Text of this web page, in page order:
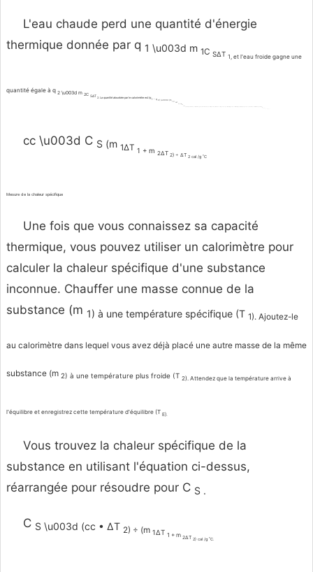
L'eau chaude perd une quantité d'énergie
thermique donnée par q 1 \u003d m 1C S∆T 1, et l'eau froide gagne une
quantité égale à q 2 \u003d m 2C S∆T 2. La quantité absorbée par le calorimètre est (q 1 - q 2) \u003d (m
S∆T
cc \u003d C S (m 1∆T 1 + m 2∆T 2) ÷ ∆T 2 cal /g ˚C
Mesure de la chaleur spécifique
Une fois que vous connaissez sa capacité
thermique, vous pouvez utiliser un calorimètre pour
calculer la chaleur spécifique d'une substance
inconnue. Chauffer une masse connue de la
substance (m 1) à une température spécifique (T 1). Ajoutez-le
au calorimètre dans lequel vous avez déjà placé une autre masse de la même
substance (m 2) à une température plus froide (T 2). Attendez que la température arrive à
l'équilibre et enregistrez cette température d'équilibre (T E).
Vous trouvez la chaleur spécifique de la
substance en utilisant l'équation ci-dessus,
réarrangée pour résoudre pour C S .
C S \u003d (cc • ∆T 2) ÷ (m 1∆T 1 + m 2∆T 2) cal /g ˚C.